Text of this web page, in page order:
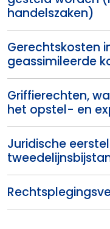
handelszaken)
Gerechtskosten
geassimileerde
Griffierechten,
het opstel- en
Juridische